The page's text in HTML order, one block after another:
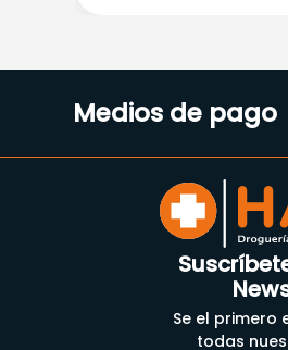
Medios de pago
Se el primero
todas